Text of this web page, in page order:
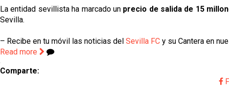
La entidad sevillista ha marcado un precio de salida de 15
Sevilla.
– Recibe en tu móvil las noticias del Sevilla FC y su Cantera en
Read more
Comparte: